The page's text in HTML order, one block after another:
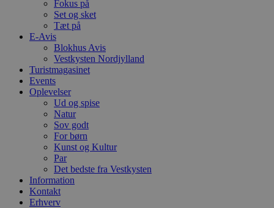
Fokus på
Set og sket
Tæt på
E-Avis
Blokhus Avis
Vestkysten Nordjylland
Turistmagasinet
Events
Oplevelser
Ud og spise
Natur
Sov godt
For børn
Kunst og Kultur
Par
Det bedste fra Vestkysten
Information
Kontakt
Erhverv